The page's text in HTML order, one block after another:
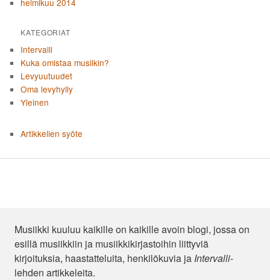
helmikuu 2014
KATEGORIAT
Intervalli
Kuka omistaa musiikin?
Levyuutuudet
Oma levyhylly
Yleinen
Artikkelien syöte
Musiikki kuuluu kaikille on kaikille avoin blogi, jossa on
esillä musiikkiin ja musiikkikirjastoihin liittyviä
kirjoituksia, haastatteluita, henkilökuvia ja Intervalli-
lehden artikkeleita.